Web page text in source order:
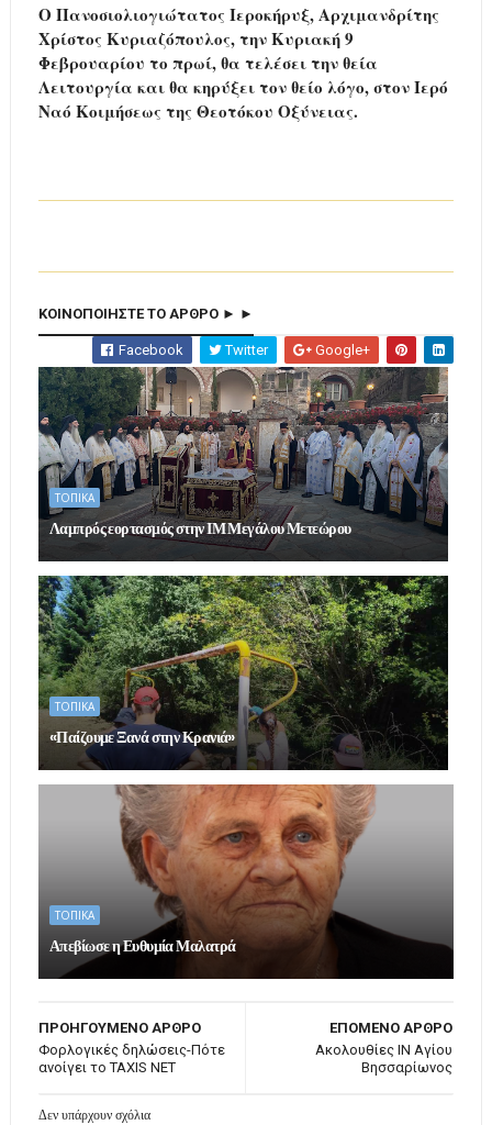
Ο Πανοσιολιογιώτατος Ιεροκήρυξ, Αρχιμανδρίτης
Χρίστος Κυριαζόπουλος, την Κυριακή 9
Φεβρουαρίου το πρωί, θα τελέσει την θεία
Λειτουργία και θα κηρύξει τον θείο λόγο, στον Ιερό
Ναό Κοιμήσεως της Θεοτόκου Οξύνειας.
ΚΟΙΝΟΠΟΙΗΣΤΕ ΤΟ ΑΡΘΡΟ ► ►
Facebook Twitter Google+
ΤΟΠΙΚΑ
Λαμπρός εορτασμός στην ΙΜ Μεγάλου Μετεώρου
ΤΟΠΙΚΑ
«Παίζουμε Ξανά στην Κρανιά»
ΤΟΠΙΚΑ
Απεβίωσε η Ευθυμία Μαλατρά
ΕΠΟΜΕΝΟ ΑΡΘΡΟ
Ακολουθίες ΙΝ Αγίου
Βησσαρίωνος
ΠΡΟΗΓΟΥΜΕΝΟ ΑΡΘΡΟ
Φορλογικές δηλώσεις-Πότε
ανοίγει το TAXIS NET
Δεν υπάρχουν σχόλια